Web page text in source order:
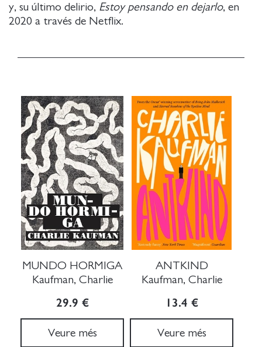
y, su último delirio, Estoy pensando en dejarlo, en
2020 a través de Netflix.
MUNDO HORMIGA
Kaufman, Charlie
29.9 €
Veure més
ANTKIND
Kaufman, Charlie
13.4 €
Veure més